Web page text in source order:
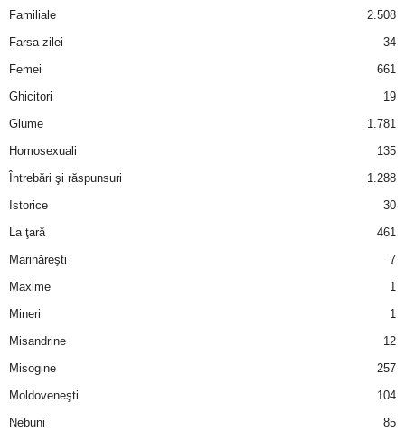
Familiale
2.508
Farsa zilei
34
Femei
661
Ghicitori
19
Glume
1.781
Homosexuali
135
Întrebări şi răspunsuri
1.288
Istorice
30
La ţară
461
Marinăreşti
7
Maxime
1
Mineri
1
Misandrine
12
Misogine
257
Moldoveneşti
104
Nebuni
85